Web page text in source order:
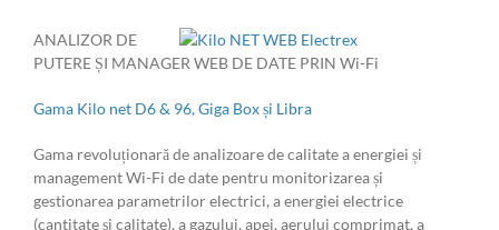
ANALIZOR DE
PUTERE ȘI MANAGER WEB DE DATE PRIN Wi-Fi
Gama Kilo net D6 & 96, Giga Box și Libra
Gama revoluționară de analizoare de calitate a energiei și
management Wi-Fi de date pentru monitorizarea și
gestionarea parametrilor electrici, a energiei electrice
(cantitate și calitate), a gazului, apei, aerului comprimat, a